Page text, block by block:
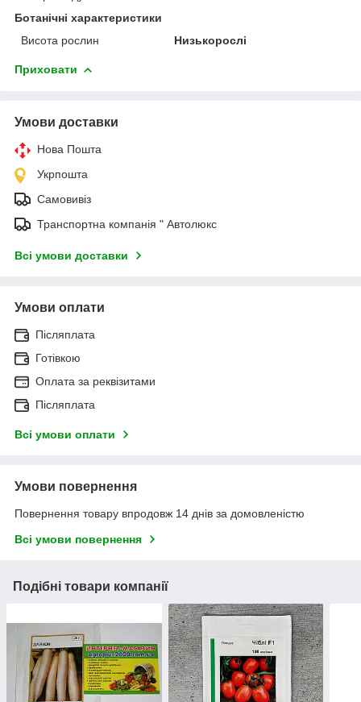
Ботанічні характеристики
Висота рослин
Низькорослі
Приховати
Умови доставки
Нова Пошта
Укрпошта
Самовивіз
Транспортна компанія " Автолюкс
Всі умови доставки
Умови оплати
Післяплата
Готівкою
Оплата за реквізитами
Післяплата
Всі умови оплати
Умови повернення
Повернення товару впродовж 14 днів за домовленістю
Всі умови повернення
Подібні товари компанії